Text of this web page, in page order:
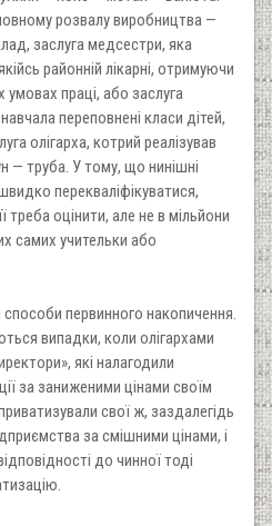
розвалу виробництва —
заслуга медсестри, яка
районній лікарні, отримуючи
умовах праці, або заслуга
переповнені класи дітей,
олігарха, котрий реалізував
— труба. У тому, що нинішні
перекваліфікуватися,
треба оцінити, але не в мільйони
самих учительки або
первинного накопичення.
випадки, коли олігархами
які налагодили
за заниженими цінами своїм
свої ж, заздалегідь
за смішними цінами, і
до чинної тоді